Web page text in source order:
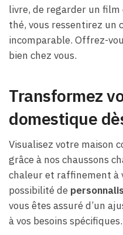
livre, de regarder un film
thé, vous ressentirez un
incomparable. Offrez-
bien chez vous.
Transformez
domestique
Visualisez votre maison
grâce à nos chaussons
chaleur et raffinement à
possibilité de
vous êtes assuré d’un
à vos besoins spécifiques.